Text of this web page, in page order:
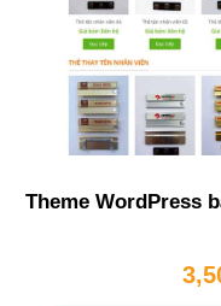
Theme WordPress